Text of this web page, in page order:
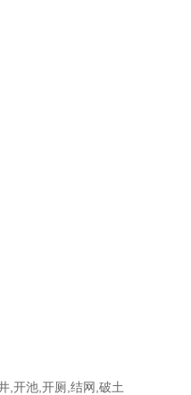
,开池,开厕,结网,破土